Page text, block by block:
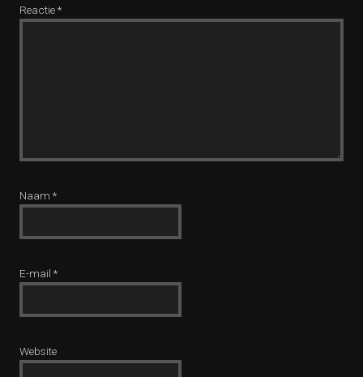
Reactie*
Naam *
E-mail *
Website